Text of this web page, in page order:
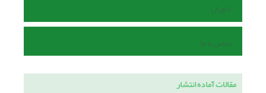
داوران
تماس با ما
مقالات آماده انتشار